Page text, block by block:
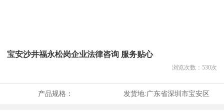
宝安沙井福永松岗企业法律咨询 服务贴心
浏览次数： 530次
产品规格： 发货地:广东省深圳市宝安区